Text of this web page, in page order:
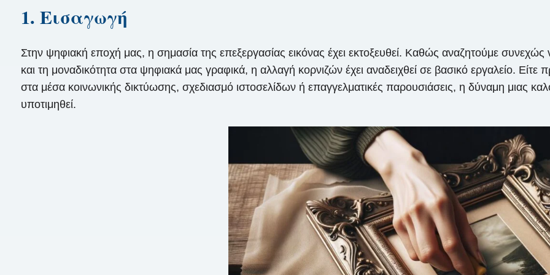
1. Εισαγωγή
Στην ψηφιακή εποχή μας, η σημασία της επεξεργασίας εικόνας έχει εκτοξευθεί. Καθώς αναζητούμε
και τη μοναδικότητα στα ψηφιακά μας γραφικά, η αλλαγή κορνιζών έχει αναδειχθεί σε βασικό εργαλείο. Είτε
στα μέσα κοινωνικής δικτύωσης, σχεδιασμό ιστοσελίδων ή επαγγελματικές παρουσιάσεις, η δύναμη μιας
υποτιμηθεί.